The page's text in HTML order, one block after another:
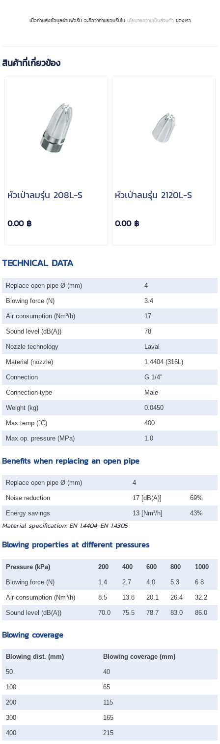
เมื่อท่านส่งข้อมูลผ่านฟอร์ม จะถือว่าท่านยอมรับใน นโยบายความเป็นส่วนตัว ของเรา
สินค้าที่เกี่ยวข้อง
หัวเป่าลมรุ่น 208L-S
0.00 ฿
หัวเป่าลมรุ่น 2120L-S
0.00 ฿
TECHNICAL DATA
Replace open pipe Ø (mm) 4
Blowing force (N) 3.4
Air consumption (Nm³/h) 17
Sound level (dB(A)) 78
Nozzle technology Laval
Material (nozzle) 1.4404 (316L)
Connection G 1/4"
Connection type Male
Weight (kg) 0.0450
Max temp (°C) 400
Max op. pressure (MPa) 1.0
Benefits when replacing an open pipe
Replace open pipe Ø (mm) 4
Noise reduction 17 [dB(A)] 69%
Energy savings 13 [Nm³/h] 43%
Material specification: EN 1.4404, EN 1.4305
Blowing properties at different pressures
Pressure (kPa) 200 400 600 800 1000
Blowing force (N) 1.4 2.7 4.0 5.3 6.8
Air consumption (Nm³/h) 8.5 13.8 20.1 26.4 32.2
Sound level (dB(A)) 70.0 75.5 78.7 83.0 86.0
Blowing coverage
Blowing dist. (mm) Blowing coverage (mm)
50 40
100 65
200 115
300 165
400 215